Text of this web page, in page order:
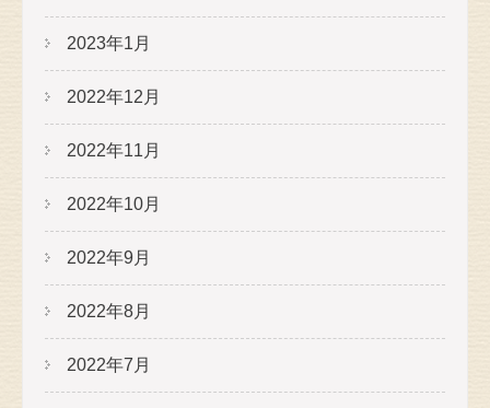
2023年1月
2022年12月
2022年11月
2022年10月
2022年9月
2022年8月
2022年7月